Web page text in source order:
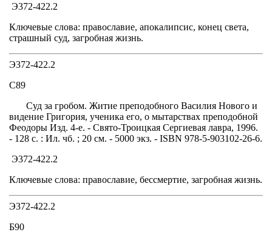
Э372-422.2
Ключевые слова: православие, апокалипсис, конец света,
страшный суд, загробная жизнь.
Э372-422.2
С89
Суд за гробом. Житие преподобного Василия Нового и
видение Григория, ученика его, о мытарствах преподобной
Феодоры Изд. 4-е. - Свято-Троицкая Сергиевая лавра, 1996.
- 128 с. : Ил. чб. ; 20 см. - 5000 экз. - ISBN 978-5-903102-26-6.
Э372-422.2
Ключевые слова: православие, бессмертие, загробная жизнь.
Э372-422.2
Б90